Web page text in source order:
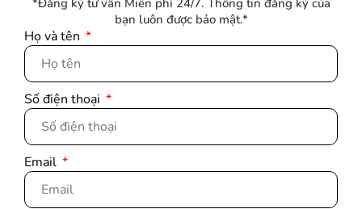
bạn luôn được bảo mật.*
Họ và tên
Số điện thoại
Email